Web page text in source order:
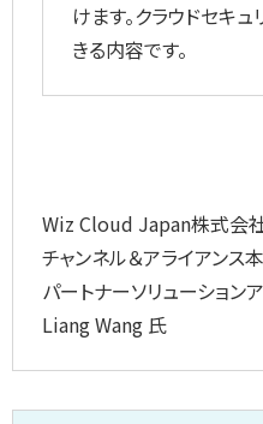
けます。クラウドセキ
きる内容です。
Wiz Cloud Japan株式会
チャンネル＆アライアンス
パートナーソリューション
Liang Wang 氏